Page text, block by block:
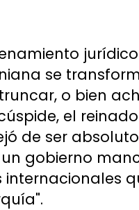
se
o bien
el
de ser
gobierno
internacionales